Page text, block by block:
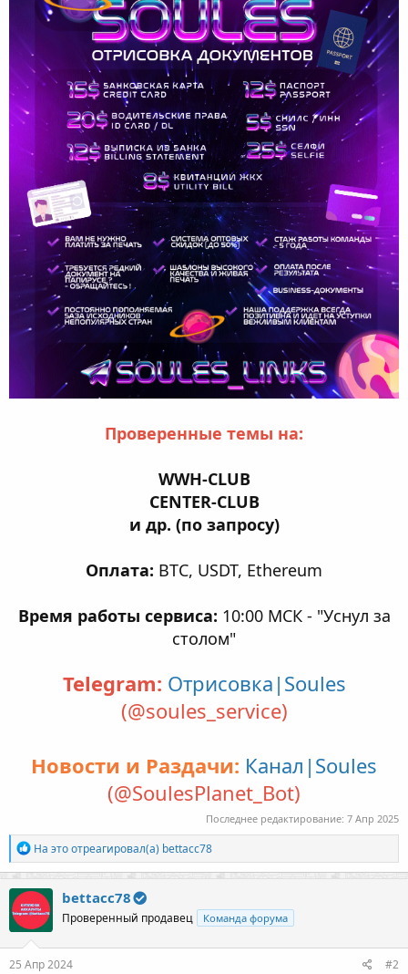
Проверенные темы на:
WWH-CLUB
CENTER-CLUB
и др. (по запросу)
Оплата: BTC, USDT, Ethereum
Время работы сервиса: 10:00 МСК - "Уснул за
столом"
Telegram: Отрисовка|Soules
(@soules_service)
Новости и Раздачи: Канал|Soules
(@SoulesPlanet_Bot)
Последнее редактирование: 7 Апр 2025
Р
е
а
к
ц
и
и
:
На это отреагировал(а) bettacc78
bettacc78
Проверенный продавец Команда форума
25 Апр 2024 #2